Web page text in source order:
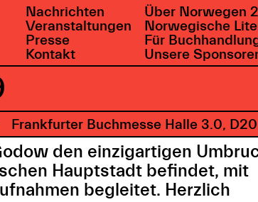
Nachrichten
Veranstaltungen
Presse
Kontakt
Über Norwegen
Norwegische
Für
Unsere
Frankfurter Buchmesse Halle 3.0,
den einzigartigen
Hauptstadt befindet, mit
begleitet. Herzlich